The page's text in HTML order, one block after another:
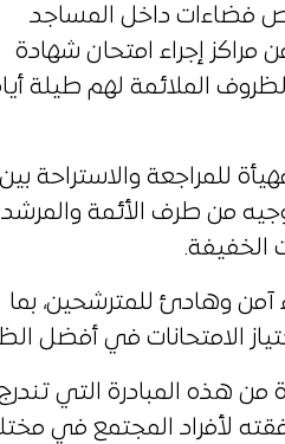
فضاءات داخل المساجد
مراكز إجراء امتحان شهادة
الملائمة لهم طيلة
للمراجعة والاستراحة بين
من طرف الأئمة
الخفيفة.
وهادئ للمترشحين، بما
الامتحانات في أفضل
من هذه المبادرة التي
لأفراد المجتمع في